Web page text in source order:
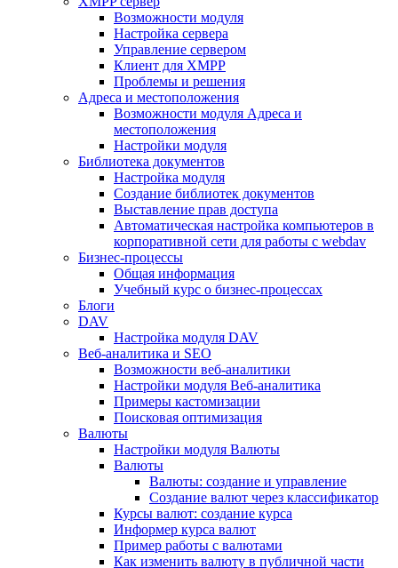
Возможности модуля
Настройка сервера
Управление сервером
Клиент для XMPP
Проблемы и решения
Адреса и местоположения
Возможности модуля Адреса и
местоположения
Настройки модуля
Библиотека документов
Настройка модуля
Создание библиотек документов
Выставление прав доступа
Автоматическая настройка компьютеров в
корпоративной сети для работы с webdav
Бизнес-процессы
Общая информация
Учебный курс о бизнес-процессах
Блоги
DAV
Настройка модуля DAV
Веб-аналитика и SEO
Возможности веб-аналитики
Настройки модуля Веб-аналитика
Примеры кастомизации
Поисковая оптимизация
Валюты
Настройки модуля Валюты
Валюты
Валюты: создание и управление
Создание валют через классификатор
Курсы валют: создание курса
Информер курса валют
Пример работы с валютами
Как изменить валюту в публичной части